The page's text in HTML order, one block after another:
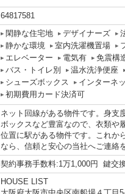
64817581
閑静な住宅地 デザイナーズ
静かな環境
室内洗濯機置場
エレベーター
電気有
免震構
バス・トイレ別
温水洗浄便座
シューズボックス
インターネ
初期費用カード決済可
ネット回線がある物件です。身支
ボックスなど豊富なので、衣類や
位置に駅がある物件です。これか
なら、信頼と安心の当社へご連絡
契約事務手数料:1万1,000円 鍵交
HOUSE LIST